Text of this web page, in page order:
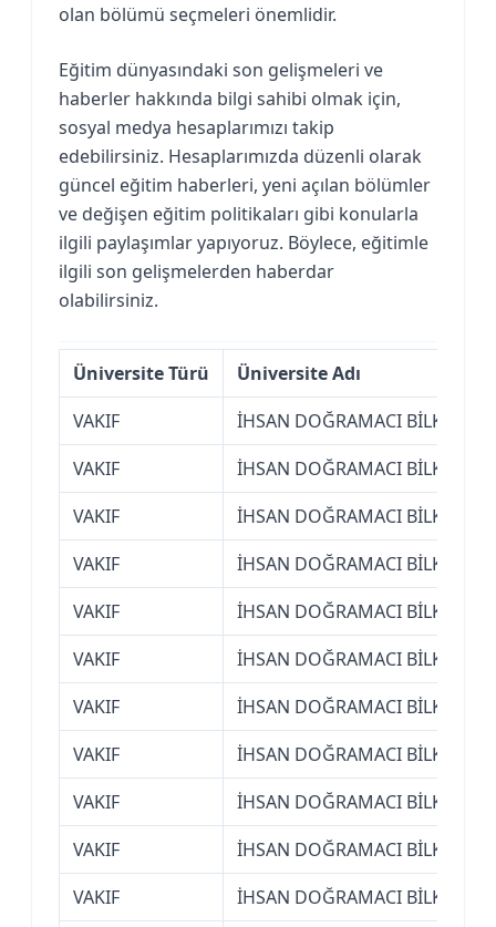
olan bölümü seçmeleri önemlidir.
Eğitim dünyasındaki son gelişmeleri ve
haberler hakkında bilgi sahibi olmak için,
sosyal medya hesaplarımızı takip
edebilirsiniz. Hesaplarımızda düzenli olarak
güncel eğitim haberleri, yeni açılan bölümler
ve değişen eğitim politikaları gibi konularla
ilgili paylaşımlar yapıyoruz. Böylece, eğitimle
ilgili son gelişmelerden haberdar
olabilirsiniz.
Üniversite Türü
Üniversite Adı
VAKIF
İHSAN DOĞRAMACI BİLKENT
VAKIF
İHSAN DOĞRAMACI BİLKENT
VAKIF
İHSAN DOĞRAMACI BİLKENT
VAKIF
İHSAN DOĞRAMACI BİLKENT
VAKIF
İHSAN DOĞRAMACI BİLKENT
VAKIF
İHSAN DOĞRAMACI BİLKENT
VAKIF
İHSAN DOĞRAMACI BİLKENT
VAKIF
İHSAN DOĞRAMACI BİLKENT
VAKIF
İHSAN DOĞRAMACI BİLKENT
VAKIF
İHSAN DOĞRAMACI BİLKENT
VAKIF
İHSAN DOĞRAMACI BİLKENT